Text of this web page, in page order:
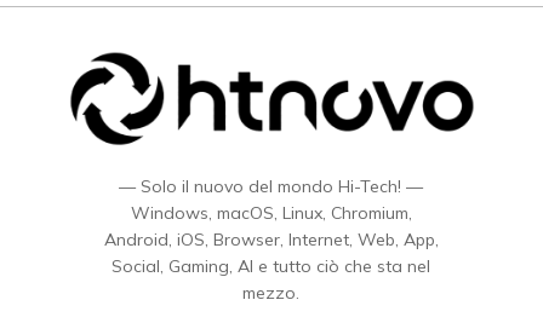
— Solo il nuovo del mondo Hi-Tech! —
Windows, macOS, Linux, Chromium,
Android, iOS, Browser, Internet, Web, App,
Social, Gaming, AI e tutto ciò che sta nel
mezzo.